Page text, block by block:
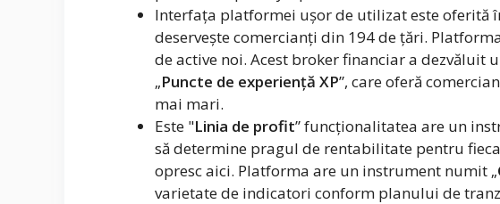
Interfața platformei ușor de utilizat este oferită
deservește comercianți din 194 de țări.
de active noi. Acest broker financiar a
„Puncte de experiență XP”, care oferă
mai mari.
Este "Linia de profit” funcționalitatea are un
să determine pragul de rentabilitate pentru
opresc aici. Platforma are un instrument numit „
varietate de indicatori conform planului de